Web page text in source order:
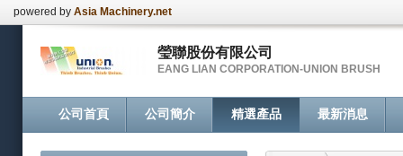
powered by Asia Machinery.net
瑩聯股份有限公司
EANG LIAN CORPORATION-UNION BRUSH
公司首頁 公司簡介 精選產品 最新消息